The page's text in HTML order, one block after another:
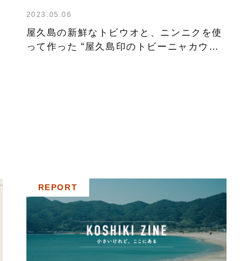
2023.05.06
屋久島の新鮮なトビウオと、ニンニクを使
って作った “屋久島印のトビーニャカウダ”
REPORT